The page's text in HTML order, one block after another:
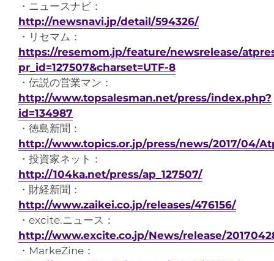
・ニュースナビ：
http://newsnavi.jp/detail/594326/
・リセマム：
https://resemom.jp/feature/newsrelease/
pr_id=127507&charset=UTF-8
・伝説の営業マン：
http://www.topsalesman.net/press/index.php?
id=134987
・徳島新聞：
http://www.topics.or.jp/press/news/2017/04/
・投資家ネット：
http://104ka.net/press/ap_127507/
・財経新聞：
http://www.zaikei.co.jp/releases/476156/
・excite.ニュース：
http://www.excite.co.jp/News/release/
・MarkeZine：